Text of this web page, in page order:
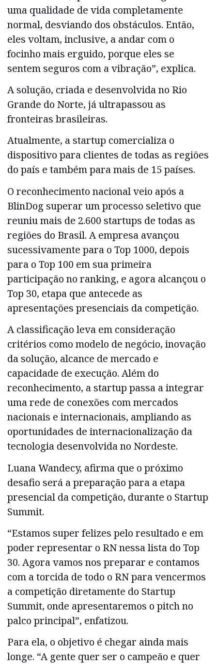
uma qualidade de vida completamente
normal, desviando dos obstáculos. Então,
eles voltam, inclusive, a andar com o
focinho mais erguido, porque eles se
sentem seguros com a vibração”, explica.
A solução, criada e desenvolvida no Rio
Grande do Norte, já ultrapassou as
fronteiras brasileiras.
Atualmente, a startup comercializa o
dispositivo para clientes de todas as regiões
do país e também para mais de 15 países.
O reconhecimento nacional veio após a
BlinDog superar um processo seletivo que
reuniu mais de 2.600 startups de todas as
regiões do Brasil. A empresa avançou
sucessivamente para o Top 1000, depois
para o Top 100 em sua primeira
participação no ranking, e agora alcançou o
Top 30, etapa que antecede as
apresentações presenciais da competição.
A classificação leva em consideração
critérios como modelo de negócio, inovação
da solução, alcance de mercado e
capacidade de execução. Além do
reconhecimento, a startup passa a integrar
uma rede de conexões com mercados
nacionais e internacionais, ampliando as
oportunidades de internacionalização da
tecnologia desenvolvida no Nordeste.
Luana Wandecy, afirma que o próximo
desafio será a preparação para a etapa
presencial da competição, durante o Startup
Summit.
“Estamos super felizes pelo resultado e em
poder representar o RN nessa lista do Top
30. Agora vamos nos preparar e contamos
com a torcida de todo o RN para vencermos
a competição diretamente do Startup
Summit, onde apresentaremos o pitch no
palco principal”, enfatizou.
Para ela, o objetivo é chegar ainda mais
longe. “A gente quer ser o campeão e quer